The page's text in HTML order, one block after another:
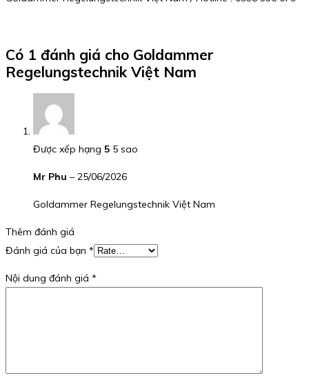
Có 1 đánh giá cho Goldammer
Regelungstechnik Việt Nam
Được xếp hạng 5 5 sao
Mr Phu – 25/06/2026
Goldammer Regelungstechnik Việt Nam
Thêm đánh giá
Đánh giá của bạn *
Nội dung đánh giá *